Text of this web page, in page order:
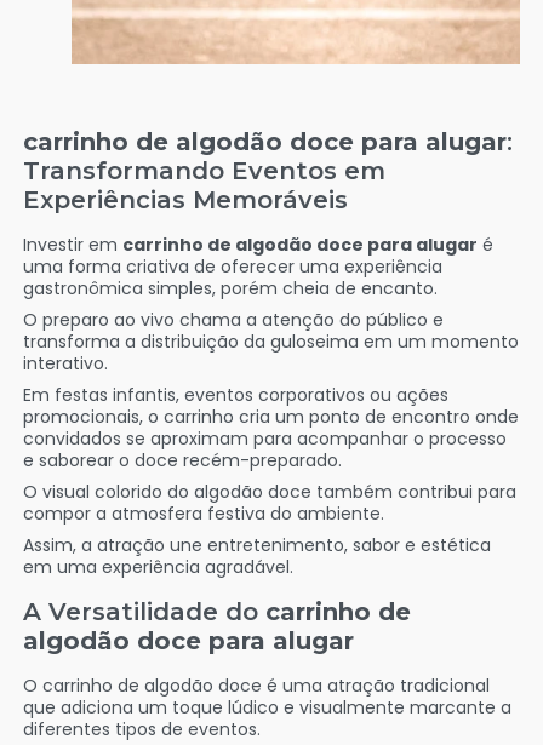
carrinho de algodão doce para alugar:
Transformando Eventos em
Experiências Memoráveis
Investir em carrinho de algodão doce para alugar é
uma forma criativa de oferecer uma experiência
gastronômica simples, porém cheia de encanto.
O preparo ao vivo chama a atenção do público e
transforma a distribuição da guloseima em um momento
interativo.
Em festas infantis, eventos corporativos ou ações
promocionais, o carrinho cria um ponto de encontro onde
convidados se aproximam para acompanhar o processo
e saborear o doce recém-preparado.
O visual colorido do algodão doce também contribui para
compor a atmosfera festiva do ambiente.
Assim, a atração une entretenimento, sabor e estética
em uma experiência agradável.
A Versatilidade do carrinho de
algodão doce para alugar
O carrinho de algodão doce é uma atração tradicional
que adiciona um toque lúdico e visualmente marcante a
diferentes tipos de eventos.